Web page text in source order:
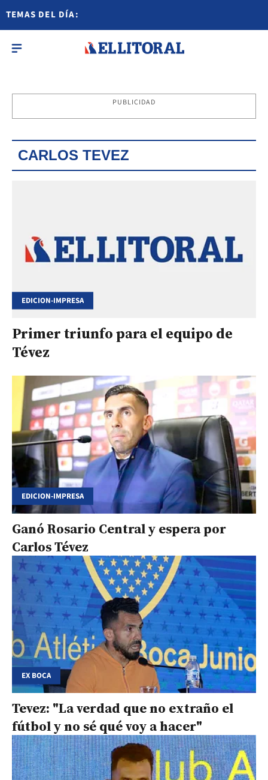
TEMAS DEL DÍA:
PUBLICIDAD
CARLOS TEVEZ
EDICION-IMPRESA
Primer triunfo para el equipo de
Tévez
EDICION-IMPRESA
Ganó Rosario Central y espera por
Carlos Tévez
EX BOCA
Tevez: "La verdad que no extraño el
fútbol y no sé qué voy a hacer"